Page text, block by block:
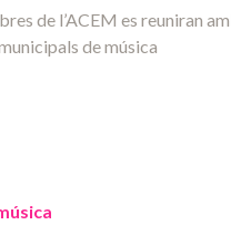
de l’ACEM es reuniran
de música